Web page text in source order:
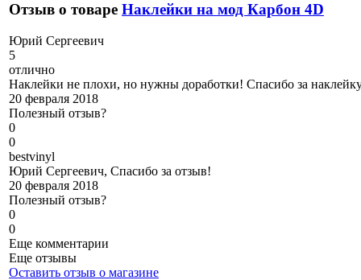
Отзыв о товаре Наклейки на мод Карбон 4D
Юрий Сергеевич
5
отлично
Наклейки не плохи, но нужны доработки! Спасибо за
20 февраля 2018
Полезный отзыв?
0
0
bestvinyl
Юрий Сергеевич, Спасибо за отзыв!
20 февраля 2018
Полезный отзыв?
0
0
Еще комментарии
Еще отзывы
Оставить отзыв о магазине